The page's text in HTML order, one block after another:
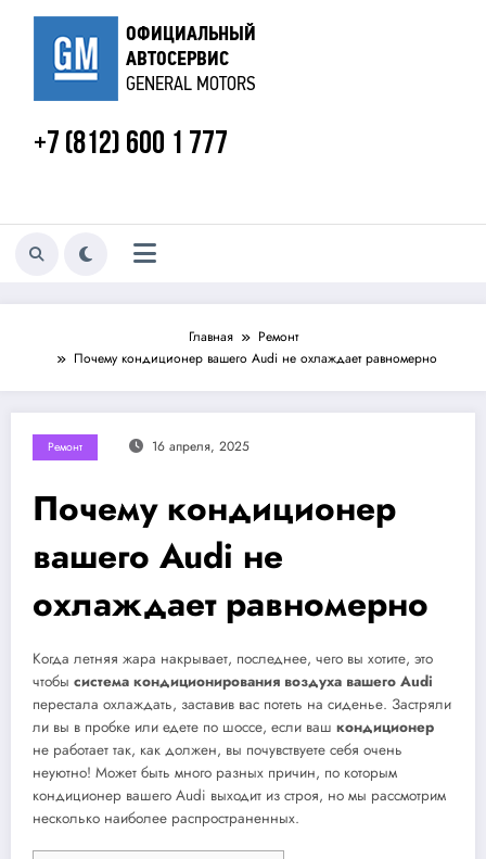
содержанию
ОФИЦИАЛЬНЫЙ
АВТОСЕРВИС
GENERAL MOTORS
+7 (812) 600 1 777
Главная
Ремонт
Почему кондиционер вашего Audi не охлаждает равномерно
Ремонт 16 апреля, 2025
Почему кондиционер
вашего Audi не
охлаждает равномерно
Когда летняя жара накрывает, последнее, чего вы хотите, это
чтобы система кондиционирования воздуха вашего Audi
перестала охлаждать, заставив вас потеть на сиденье. Застряли
ли вы в пробке или едете по шоссе, если ваш кондиционер
не работает так, как должен, вы почувствуете себя очень
неуютно! Может быть много разных причин, по которым
кондиционер вашего Audi выходит из строя, но мы рассмотрим
несколько наиболее распространенных.